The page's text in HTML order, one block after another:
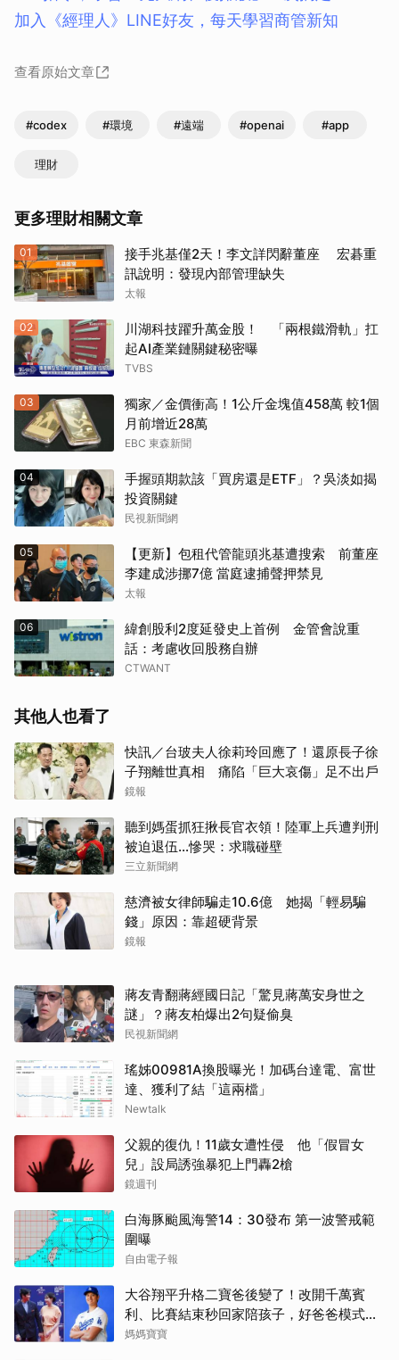
加入《經理人》LINE好友，每天學習商管新知
查看原始文章
#codex #環境 #遠端 #openai #app
理財
更多理財相關文章
01
接手兆基僅2天！李文詳閃辭董座 宏碁重
訊說明：發現內部管理缺失
太報
02
川湖科技躍升萬金股！ 「兩根鐵滑軌」扛
起AI產業鏈關鍵秘密曝
TVBS
03
獨家／金價衝高！1公斤金塊值458萬 較1個
月前增近28萬
EBC 東森新聞
04
手握頭期款該「買房還是ETF」？吳淡如揭
投資關鍵
民視新聞網
05
【更新】包租代管龍頭兆基遭搜索 前董座
李建成涉挪7億 當庭逮捕聲押禁見
太報
06
緯創股利2度延發史上首例 金管會說重
話：考慮收回股務自辦
CTWANT
其他人也看了
快訊／台玻夫人徐莉玲回應了！還原長子徐
子翔離世真相 痛陷「巨大哀傷」足不出戶
鏡報
聽到媽蛋抓狂揪長官衣領！陸軍上兵遭判刑
被迫退伍…慘哭：求職碰壁
三立新聞網
慈濟被女律師騙走10.6億 她揭「輕易騙
錢」原因：靠超硬背景
鏡報
蔣友青翻蔣經國日記「驚見蔣萬安身世之
謎」？蔣友柏爆出2句疑偷臭
民視新聞網
瑤姊00981A換股曝光！加碼台達電、富世
達、獲利了結「這兩檔」
Newtalk
父親的復仇！11歲女遭性侵 他「假冒女
兒」設局誘強暴犯上門轟2槍
鏡週刊
白海豚颱風海警14：30發布 第一波警戒範
圍曝
自由電子報
大谷翔平升格二寶爸後變了！改開千萬賓
利、比賽結束秒回家陪孩子，好爸爸模式全
開
媽媽寶寶